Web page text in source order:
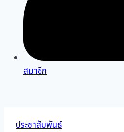
สมาชิก
ประชาสัมพันธ์